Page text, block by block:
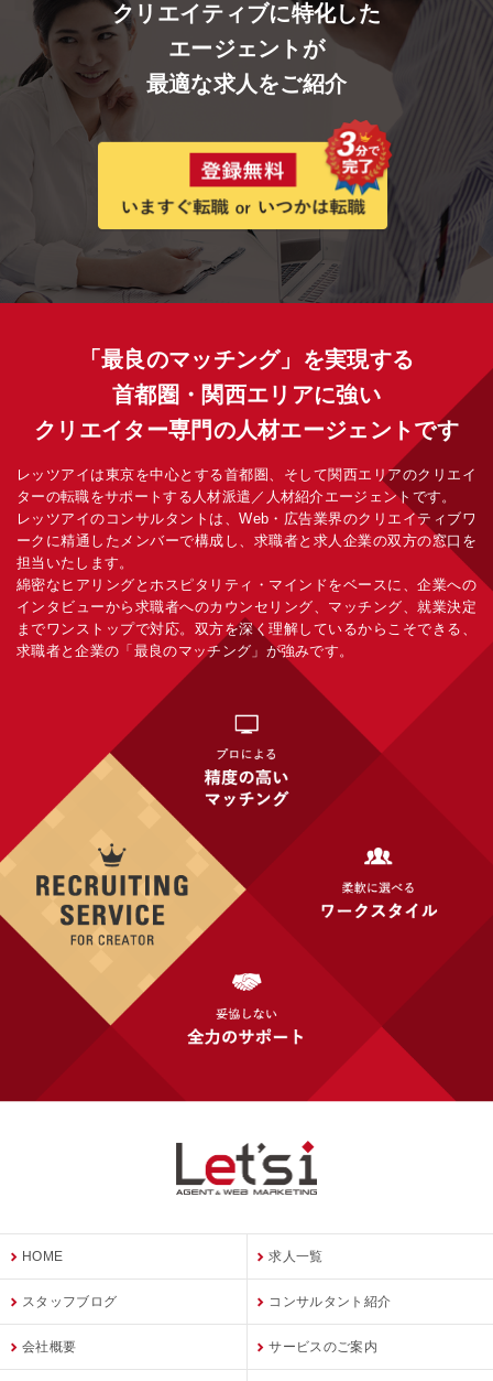
クリエイティブに特化した
エージェントが
最適な求人をご紹介
「最良のマッチング」を実現する
首都圏・関西エリアに強い
クリエイター専門の人材エージェントです
レッツアイは東京を中心とする首都圏、そして関西エリアのクリエイ
ターの転職をサポートする人材派遣／人材紹介エージェントです。
レッツアイのコンサルタントは、Web・広告業界のクリエイティブワ
ークに精通したメンバーで構成し、求職者と求人企業の双方の窓口を
担当いたします。
綿密なヒアリングとホスピタリティ・マインドをベースに、企業への
インタビューから求職者へのカウンセリング、マッチング、就業決定
までワンストップで対応。双方を深く理解しているからこそできる、
求職者と企業の「最良のマッチング」が強みです。
HOME 求人一覧
スタッフブログ コンサルタント紹介
会社概要 サービスのご案内